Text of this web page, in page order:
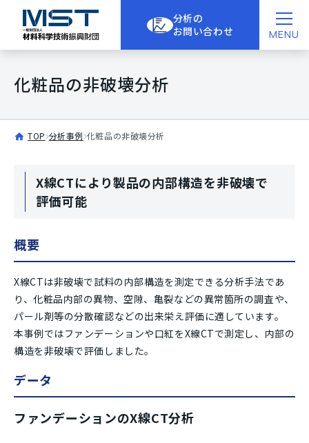
MENU
分析の
お問い合わせ
化粧品の非破壊分析
TOP 分析事例 化粧品の非破壊分析
X線CTにより製品の内部構造を非破壊で
評価可能
概要
X線CTは非破壊で試料の内部構造を測定できる分析手法であ
り、化粧品内部の異物、空隙、亀裂などの異常箇所の調査や、
パール剤等の分散確認などの出来栄え評価に適しています。
本事例ではファンデーションや口紅をX線CTで測定し、内部の
構造を非破壊で評価しました。
データ
ファンデーションのX線CT分析